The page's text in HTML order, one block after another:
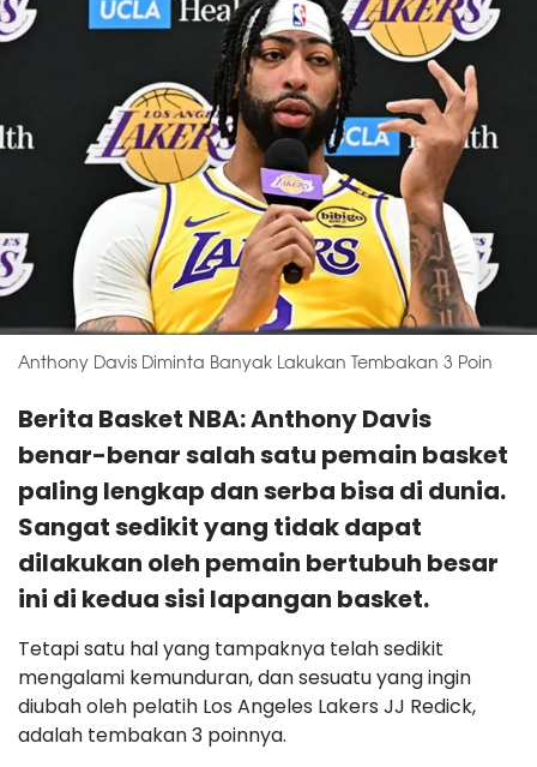
Anthony Davis Diminta Banyak Lakukan Tembakan 3 Poin
Berita Basket NBA: Anthony Davis
benar-benar salah satu pemain basket
paling lengkap dan serba bisa di dunia.
Sangat sedikit yang tidak dapat
dilakukan oleh pemain bertubuh besar
ini di kedua sisi lapangan basket.
Tetapi satu hal yang tampaknya telah sedikit
mengalami kemunduran, dan sesuatu yang ingin
diubah oleh pelatih Los Angeles Lakers JJ Redick,
adalah tembakan 3 poinnya.